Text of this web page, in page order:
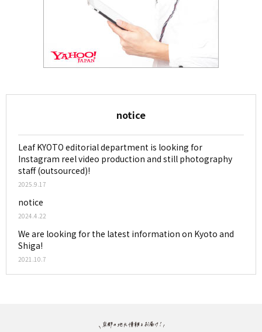
notice
Leaf KYOTO editorial department is looking for
Instagram reel video production and still photography
staff (outsourced)!
2025.9.17
notice
2024.4.22
We are looking for the latest information on Kyoto and
Shiga!
2021.10.7